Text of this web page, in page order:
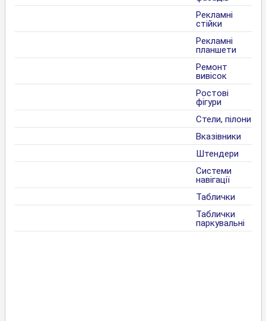
Рекламні
стійки
Рекламні
планшети
Ремонт
вивісок
Ростові
фігури
Стели, пілони
Вказівники
Штендери
Системи
навігації
Таблички
Таблички
паркувальні